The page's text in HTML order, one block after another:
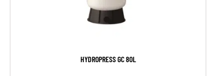
HYDROPRESS GC 80L